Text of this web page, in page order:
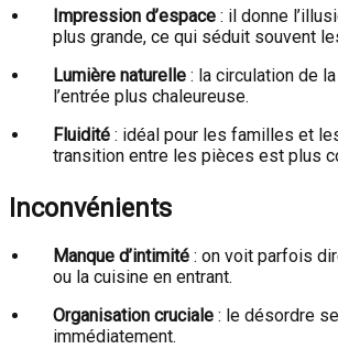
Impression d’espace : il donne
plus grande, ce qui séduit souvent
Lumière naturelle : la circulation de
l’entrée plus chaleureuse.
Fluidité : idéal pour les familles et
transition entre les pièces est plus
Inconvénients
Manque d’intimité : on voit parfois
ou la cuisine en entrant.
Organisation cruciale : le désordre
immédiatement.